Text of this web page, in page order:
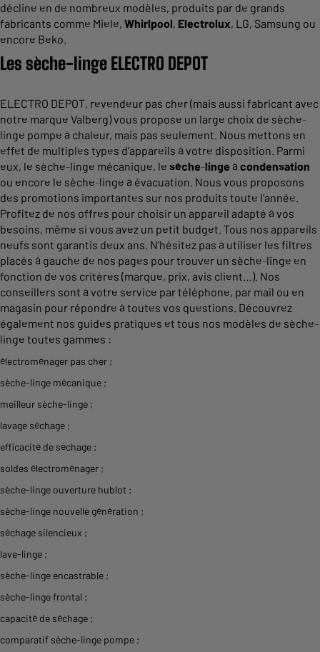
décline en de nombreux modèles, produits par de grands
fabricants comme Miele, Whirlpool, Electrolux, LG, Samsung ou
encore Beko.
Les sèche-linge ELECTRO DEPOT
ELECTRO DEPOT, revendeur pas cher (mais aussi fabricant avec
notre marque Valberg) vous propose un large choix de sèche-
linge pompe à chaleur, mais pas seulement. Nous mettons en
effet de multiples types d’appareils à votre disposition. Parmi
eux, le sèche-linge mécanique, le sèche-linge à condensation
ou encore le sèche-linge à évacuation. Nous vous proposons
des promotions importantes sur nos produits toute l’année.
Profitez de nos offres pour choisir un appareil adapté à vos
besoins, même si vous avez un petit budget. Tous nos appareils
neufs sont garantis deux ans. N’hésitez pas à utiliser les filtres
placés à gauche de nos pages pour trouver un sèche-linge en
fonction de vos critères (marque, prix, avis client…). Nos
conseillers sont à votre service par téléphone, par mail ou en
magasin pour répondre à toutes vos questions. Découvrez
également nos guides pratiques et tous nos modèles de sèche-
linge toutes gammes :
électroménager pas cher ;
sèche-linge mécanique ;
meilleur sèche-linge ;
lavage séchage ;
efficacité de séchage ;
soldes électroménager ;
sèche-linge ouverture hublot ;
sèche-linge nouvelle génération ;
séchage silencieux ;
lave-linge ;
sèche-linge encastrable ;
sèche-linge frontal ;
capacité de séchage ;
comparatif sèche-linge pompe ;